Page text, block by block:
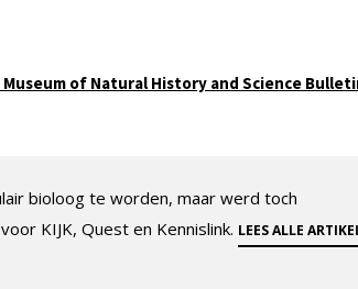
Museum of Natural History and Science
bioloog te worden, maar werd toch
KIJK, Quest en Kennislink. LEES ALLE